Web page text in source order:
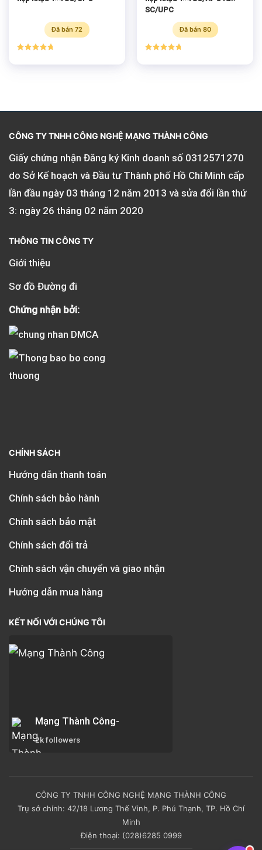
Đã bán 72
hạng5.00
SC/UPC
Đã bán 80
hạng5.00
CÔNG TY TNHH CÔNG NGHỆ MẠNG THÀNH CÔNG
Giấy chứng nhận Đăng ký Kinh doanh số 0312571270
do Sở Kế hoạch và Đầu tư Thành phố Hồ Chí Minh cấp
lần đầu ngày 03 tháng 12 năm 2013 và sửa đổi lần thứ
3: ngày 26 tháng 02 năm 2020
THÔNG TIN CÔNG TY
Giới thiệu
Sơ đồ Đường đi
Chứng nhận bởi:
CHÍNH SÁCH
Hướng dẫn thanh toán
Chính sách bảo hành
Chính sách bảo mật
Chính sách đổi trả
Chính sách vận chuyển và giao nhận
Hướng dẫn mua hàng
KẾT NỐI VỚI CHÚNG TÔI
Mạng Thành Công-
2k followers
CÔNG TY TNHH CÔNG NGHỆ MẠNG THÀNH CÔNG
Trụ sở chính: 42/18 Lương Thế Vinh, P. Phú Thạnh, TP. Hồ Chí
Minh
Điện thoại: (028)6285 0999